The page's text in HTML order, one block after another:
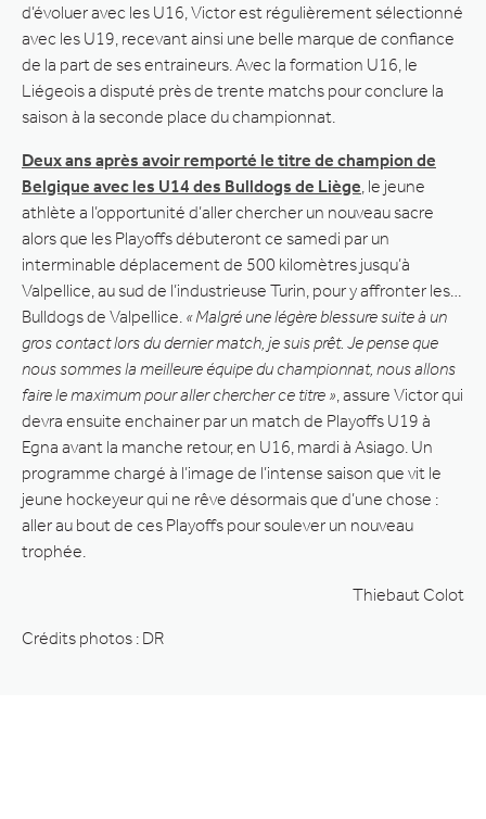
d’évoluer avec les U16, Victor est régulièrement sélectionné
avec les U19, recevant ainsi une belle marque de confiance
de la part de ses entraineurs. Avec la formation U16, le
Liégeois a disputé près de trente matchs pour conclure la
saison à la seconde place du championnat.
Deux ans après avoir remporté le titre de champion de
Belgique avec les U14 des Bulldogs de Liège , le jeune
athlète a l’opportunité d’aller chercher un nouveau sacre
alors que les Playoffs débuteront ce samedi par un
interminable déplacement de 500 kilomètres jusqu’à
Valpellice, au sud de l’industrieuse Turin, pour y affronter les…
Bulldogs de Valpellice. « Malgré une légère blessure suite à un
gros contact lors du dernier match, je suis prêt. Je pense que
nous sommes la meilleure équipe du championnat, nous allons
faire le maximum pour aller chercher ce titre » , assure Victor qui
devra ensuite enchainer par un match de Playoffs U19 à
Egna avant la manche retour, en U16, mardi à Asiago. Un
programme chargé à l’image de l’intense saison que vit le
jeune hockeyeur qui ne rêve désormais que d’une chose :
aller au bout de ces Playoffs pour soulever un nouveau
trophée.
Thiebaut Colot
Crédits photos : DR